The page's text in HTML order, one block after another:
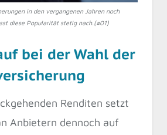
in den vergangenen Jahren noch
diese Popularität stetig nach.(#01)
bei der Wahl der
Renditen setzt
Anbietern dennoch auf